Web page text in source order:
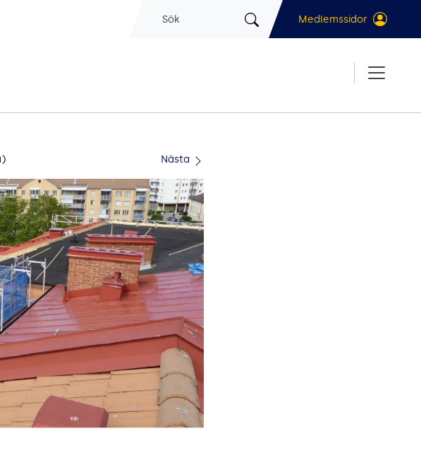
Sök Medlemssidor
) Nästa